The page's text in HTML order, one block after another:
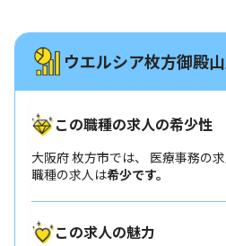
ウエルシア枚方御殿
この職種の求人の希少性
大阪府 枚方市では、 医療事務の
職種の求人は希少です。
この求人の魅力